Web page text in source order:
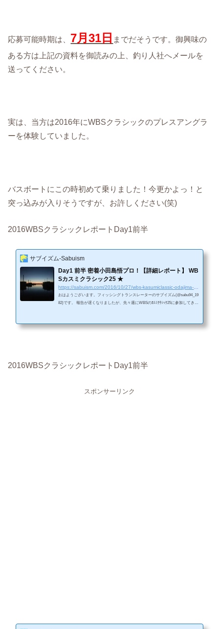
応募可能時期は、 7月31日 までだそうです。御興味の
ある方は上記の資料を御読みの上、釣り人社へメールを
送ってください。
実は、当方は2016年にWBSクラシックのプレスアングラ
ーを体験していました。
バスボートにこの時初めて乗りました！今更かよっ！と
突っ込みが入りそうですが、お許しください(笑)
2016WBSクラシックレポートDay1前半
サブイズム-Sabuism
Day1 前半 密着小田島悟プロ！【詳細レポート】 WB
Sカスミクラシック25 ★
おはようございます。フィッシングトランスレーターのサブイズム(@sabu94_19
82)です。 報告が遅くなりましたが、先々週にWBSのｶｽﾐｸﾗｼｯｸ25に参加してきま
2016WBSクラシックレポートDay1前半
スポンサーリンク